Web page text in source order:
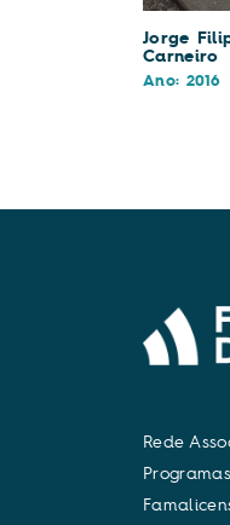
Jorge
Carneiro
Ano: 2016
Rede Asso
Programas
Famalicen